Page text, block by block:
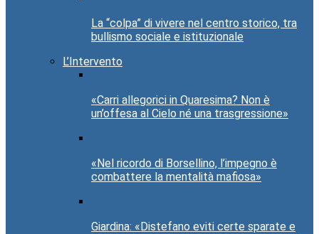
La “colpa” di vivere nel centro storico, tra
bullismo sociale e istituzionale
L’Intervento
«Carri allegorici in Quaresima? Non è
un’offesa al Cielo né una trasgressione»
«Nel ricordo di Borsellino, l’impegno è
combattere la mentalità mafiosa»
Giardina: «Distefano eviti certe sparate e